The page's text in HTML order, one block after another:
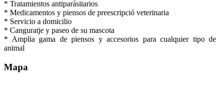
* Tratamientos antiparásitarios
* Medicamentos y piensos de preescripció veterinaria
* Servicio a domicilio
* Canguratje y paseo de su mascota
* Amplia gama de piensos y accesorios para cualquier tipo de
animal
Mapa